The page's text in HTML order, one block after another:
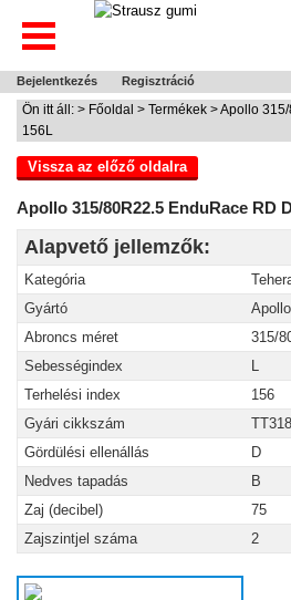
Bejelentkezés Regisztráció
Ön itt áll: > Főoldal > Termékek > Apollo
156L
Vissza az előző oldalra
Apollo 315/80R22.5 EnduRace RD
Alapvető jellemzők:
Kategória
Gyártó
Apollo
Abroncs méret
315/
Sebességindex
L
Terhelési index
156
Gyári cikkszám
Gördülési ellenállás
D
Nedves tapadás
B
Zaj (decibel)
75
Zajszintjel száma
2